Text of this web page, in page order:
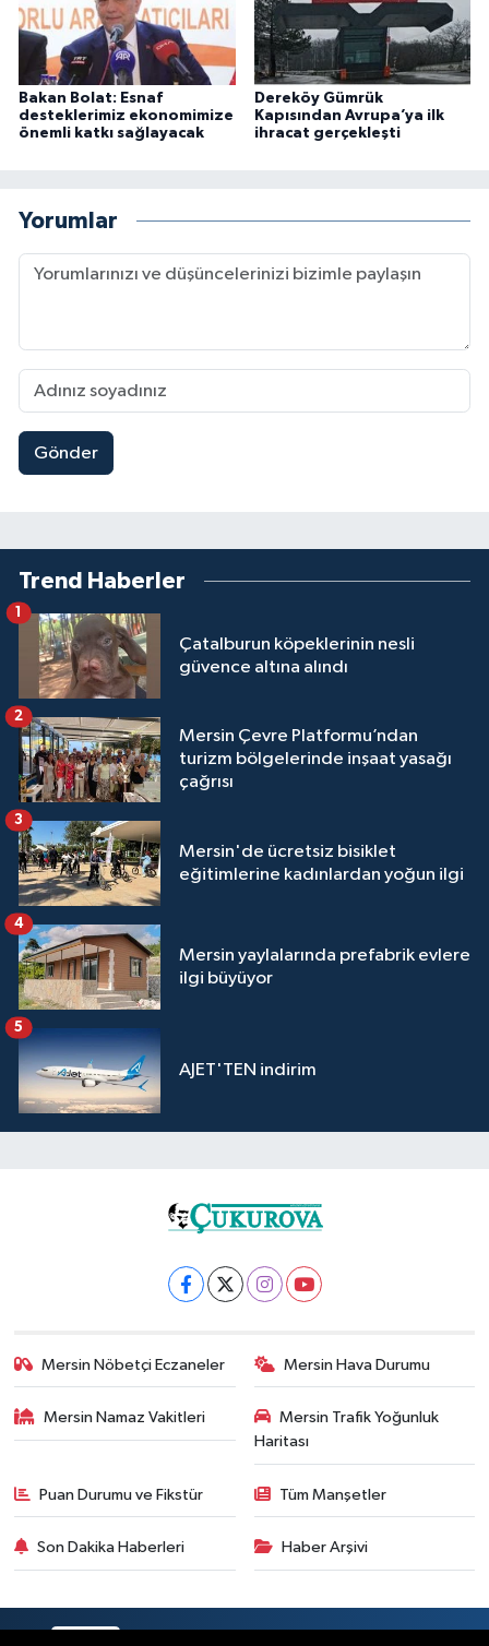
Bakan Bolat: Esnaf
desteklerimiz ekonomimize
önemli katkı sağlayacak
Dereköy Gümrük
Kapısından Avrupa’ya ilk
ihracat gerçekleşti
Yorumlar
Gönder
Trend Haberler
Çatalburun köpeklerinin nesli
güvence altına alındı
1
Mersin Çevre Platformu’ndan
turizm bölgelerinde inşaat yasağı
çağrısı
2
Mersin'de ücretsiz bisiklet
eğitimlerine kadınlardan yoğun ilgi
3
Mersin yaylalarında prefabrik evlere
ilgi büyüyor
4
AJET'TEN indirim
5
Mersin Nöbetçi Eczaneler Mersin Hava Durumu
Mersin Namaz Vakitleri
Mersin Trafik Yoğunluk
Haritası
Puan Durumu ve Fikstür Tüm Manşetler
Son Dakika Haberleri Haber Arşivi